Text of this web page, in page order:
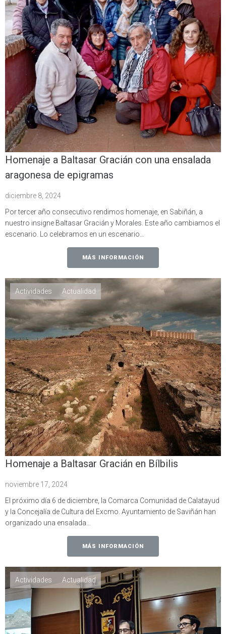
Homenaje a Baltasar Gracián con una ensalada
aragonesa de epigramas
diciembre 8, 2024
Por tercer año consecutivo rendimos homenaje, en Sabiñán, a
nuestro insigne Baltasar Gracián y Morales. Este año cambiamos el
escenario. Lo celebramos en un escenario…
MÁS INFORMACIÓN
Actividades Actualidad
Homenaje a Baltasar Gracián en Bílbilis
noviembre 17, 2024
El próximo día 6 de diciembre, la Comarca Comunidad de Calatayud
y la Concejalía de Cultura del Excmo. Ayuntamiento de Saviñán han
organizado una ensalada…
MÁS INFORMACIÓN
Actividades Actualidad